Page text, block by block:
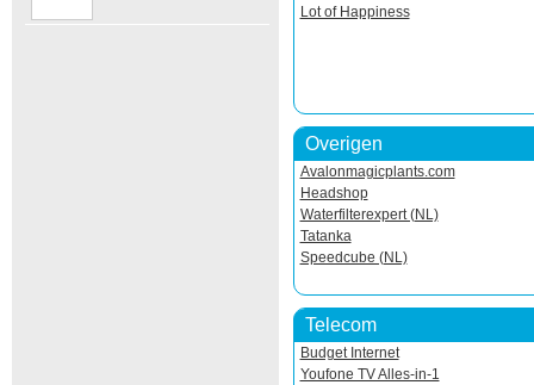
Lot of Happiness
Overigen
Avalonmagicplants.com
Headshop
Waterfilterexpert (NL)
Tatanka
Speedcube (NL)
Telecom
Budget Internet
Youfone TV Alles-in-1